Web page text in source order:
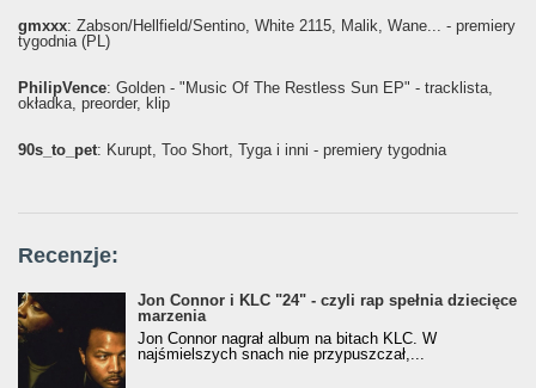
gmxxx: Żabson/Hellfield/Sentino, White 2115, Malik, Wane... - premiery
tygodnia (PL)
PhilipVence: Golden - "Music Of The Restless Sun EP" - tracklista,
okładka, preorder, klip
90s_to_pet: Kurupt, Too Short, Tyga i inni - premiery tygodnia
Recenzje:
Jon Connor i KLC "24" - czyli rap spełnia dziecięce
marzenia
Jon Connor nagrał album na bitach KLC. W
najśmielszych snach nie przypuszczał,...